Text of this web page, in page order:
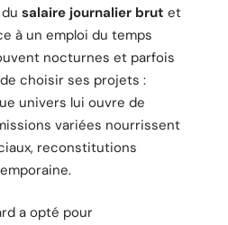
salaire journalier brut et
à un emploi du temps
nocturnes et parfois
choisir ses projets :
univers lui ouvre de
variées nourrissent
reconstitutions
a opté pour